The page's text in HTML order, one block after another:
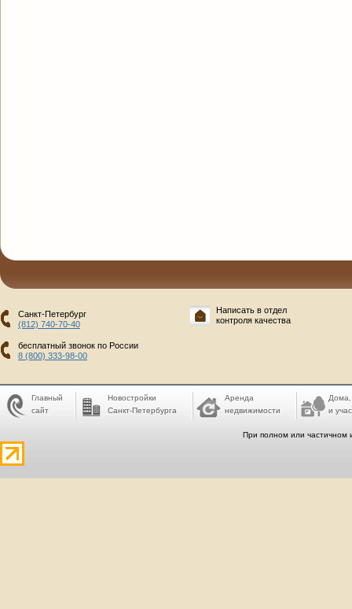
Санкт-Петербург
(812) 740-70-40
бесплатный звонок по России
8 (800) 333-98-00
Написать в отдел
контроля качества
Главный
сайт
Новостройки
Санкт-Петербурга
Аренда
недвижимости
Дома,
и
При полном или частичном